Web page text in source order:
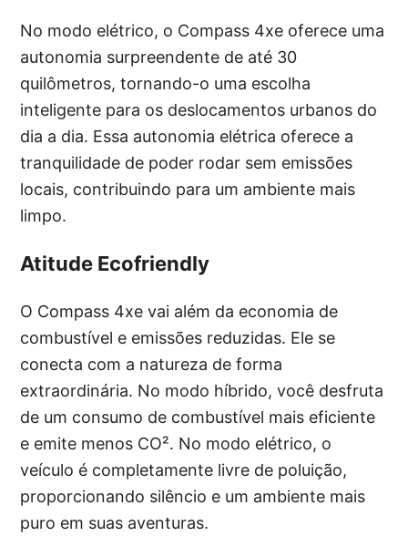
No modo elétrico, o Compass 4xe oferece uma
autonomia surpreendente de até 30
quilômetros, tornando-o uma escolha
inteligente para os deslocamentos urbanos do
dia a dia. Essa autonomia elétrica oferece a
tranquilidade de poder rodar sem emissões
locais, contribuindo para um ambiente mais
limpo.
Atitude Ecofriendly
O Compass 4xe vai além da economia de
combustível e emissões reduzidas. Ele se
conecta com a natureza de forma
extraordinária. No modo híbrido, você desfruta
de um consumo de combustível mais eficiente
e emite menos CO². No modo elétrico, o
veículo é completamente livre de poluição,
proporcionando silêncio e um ambiente mais
puro em suas aventuras.